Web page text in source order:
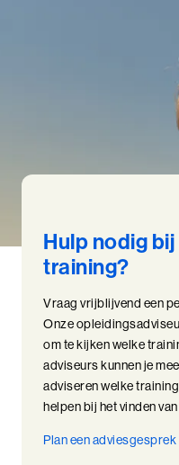
Hulp nodig
training?
Vraag vrijblijvend een
Onze
om te kijken welke
adviseurs kunnen je
adviseren welke
helpen bij het vinden
Plan een adviesgesprek